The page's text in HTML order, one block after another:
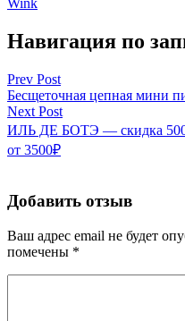
Навигация по
Prev Post
Бесщеточная цепная мини
Next Post
ИЛЬ ДЕ БОТЭ — скидка
от 3500₽
Добавить отзыв
Ваш адрес email не будет
помечены *